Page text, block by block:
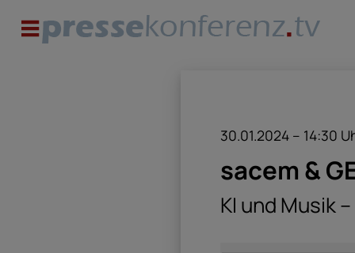
30.01.2024 – 14:30
sacem &
KI und Musik